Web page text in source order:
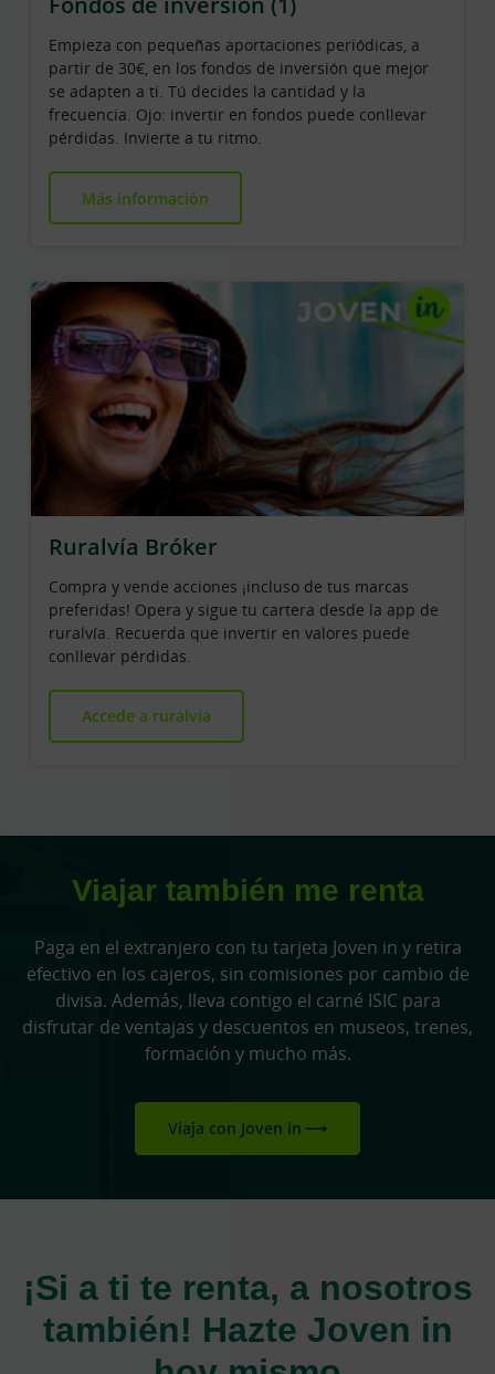
Empieza con pequeñas aportaciones periódicas, a
partir de 30€, en los fondos de inversión que mejor
se adapten a ti. Tú decides la cantidad y la
frecuencia. Ojo: invertir en fondos puede conllevar
pérdidas. Invierte a tu ritmo.
Más información
Ruralvía Bróker
Compra y vende acciones ¡incluso de tus marcas
preferidas! Opera y sigue tu cartera desde la app de
ruralvía. Recuerda que invertir en valores puede
conllevar pérdidas.
Accede a ruralvía
Viajar también me renta
Paga en el extranjero con tu tarjeta Joven in y retira
efectivo en los cajeros, sin comisiones por cambio de
divisa. Además, lleva contigo el carné ISIC para
disfrutar de ventajas y descuentos en museos, trenes,
formación y mucho más.
Viaja con Joven in
¡Si a ti te renta, a nosotros
también! Hazte Joven in